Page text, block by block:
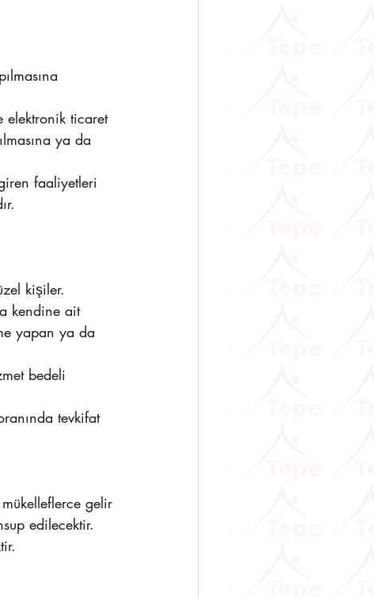
elektronik ticaret
ya da
faaliyetleri
kişiler.
kendine ait
yapan ya da
bedeli
tevkifat
gelir
edilecektir.